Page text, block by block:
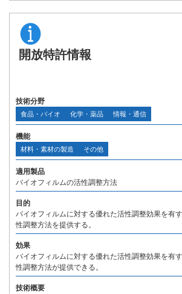
開放特許情報
技術分野
食品・バイオ 化学・薬品 情報・通信
機能
材料・素材の製造 その他
適用製品
バイオフィルムの活性調整方法
目的
バイオフィルムに対する優れた活性調整効果を有
性調整方法を提供する。
効果
バイオフィルムに対する優れた活性調整効果を有
性調整方法が提供できる。
技術概要